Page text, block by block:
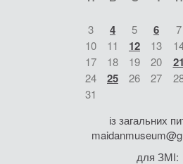
3 4 5 6 7
10
11 12 13
17
18 19 20 21
24
25 26 27
31
із загальних
для ЗМІ: